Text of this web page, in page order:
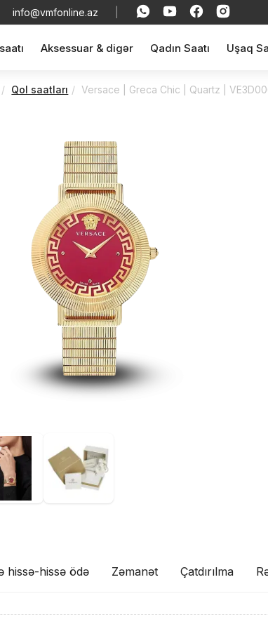
info@vmfonline.az
Aksessuar & digər Qadın Saatı Uşaq
Qol saatları Versace | Greca Chic | Quartz |
hissə-hissə ödə Zəmanət Çatdırılma